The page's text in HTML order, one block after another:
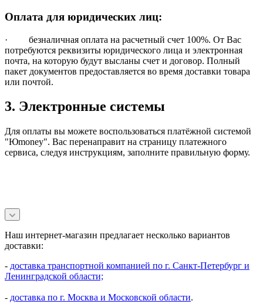
Оплата для юридических лиц:
· безналичная оплата на расчетный счет 100%. От Вас
потребуются реквизиты юридического лица и электронная
почта, на которую будут высланы счет и договор. Полный
пакет документов предоставляется во время доставки товара
или почтой.
3. Электронные системы
Для оплаты вы можете воспользоваться платёжной системой
"Юmoney". Вас перенаправит на страницу платежного
сервиса, следуя инструкциям, заполните правильную форму.
Наш интернет-магазин предлагает несколько вариантов
доставки:
- доставка транспортной компанией по г. Санкт-Петербург и
Ленинградской области;
- доставка по г. Москва и Московской области.